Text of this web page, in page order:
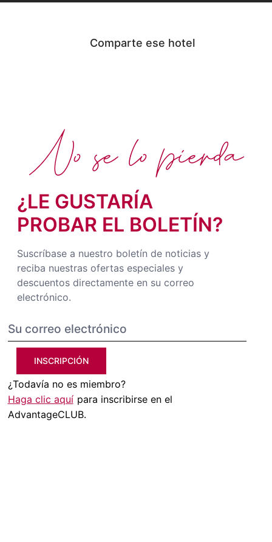
Comparte ese hotel
¿LE GUSTARÍA
PROBAR EL BOLETÍN?
Suscríbase a nuestro boletín de noticias y
reciba nuestras ofertas especiales y
descuentos directamente en su correo
electrónico.
INSCRIPCIÓN
¿Todavía no es miembro?
Haga clic aquí para inscribirse en el
AdvantageCLUB.
No se lo pierda